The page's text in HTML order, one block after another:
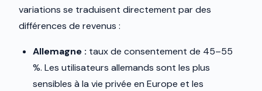
variations se traduisent directement par des
différences de revenus :
Allemagne : taux de consentement de 45–55
%. Les utilisateurs allemands sont les plus
sensibles à la vie privée en Europe et les